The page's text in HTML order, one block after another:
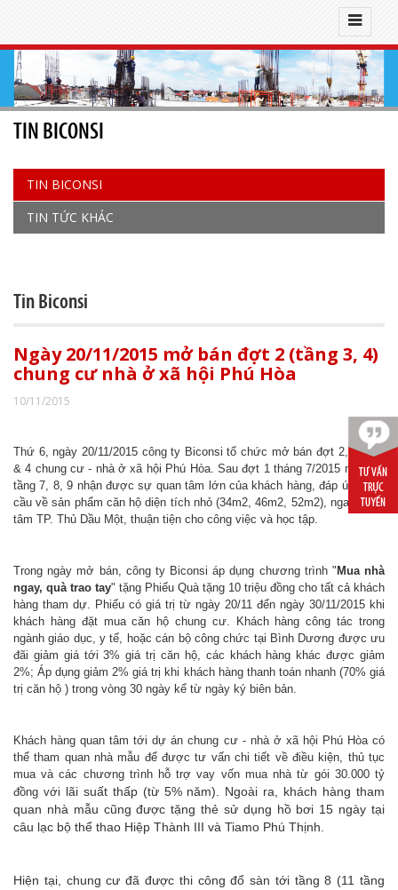
TIN BICONSI
TIN BICONSI
TIN TỨC KHÁC
Tin Biconsi
Ngày 20/11/2015 mở bán đợt 2 (tầng 3, 4)
chung cư nhà ở xã hội Phú Hòa
10/11/2015
Thứ 6, ngày 20/11/2015 công ty Biconsi tổ chức mở bán đợt 2, tầng 3
& 4 chung cư - nhà ở xã hội Phú Hòa. Sau đợt 1 tháng 7/2015 mở bán
tầng 7, 8, 9 nhận được sự quan tâm lớn của khách hàng, đáp ứng nhu
cầu về sản phẩm căn hộ diện tích nhỏ (34m2, 46m2, 52m2), ngay trung
tâm TP. Thủ Dầu Một, thuận tiện cho công việc và học tập.
Trong ngày mở bán, công ty Biconsi áp dụng chương trình " Mua nhà
ngay, quà trao tay" tặng Phiếu Quà tặng 10 triệu đồng cho tất cả khách
hàng tham dự. Phiếu có giá trị từ ngày 20/11 đến ngày 30/11/2015 khi
khách hàng đặt mua căn hộ chung cư. Khách hàng công tác trong
ngành giáo dục, y tế, hoặc cán bộ công chức tại Bình Dương được ưu
đãi giảm giá tới 3% giá trị căn hộ, các khách hàng khác được giảm
2%; Áp dụng giảm 2% giá trị khi khách hàng thanh toán nhanh (70% giá
trị căn hộ ) trong vòng 30 ngày kể từ ngày ký biên bản.
Khách hàng quan tâm tới dự án chung cư - nhà ở xã hội Phú Hòa có
thể tham quan nhà mẫu để được tư vấn chi tiết về điều kiện, thủ tục
mua và các chương trình hỗ trợ vay vốn mua nhà từ gói 30.000 tỷ
đồng với lãi suất thấp(từ 5% năm). Ngoài ra, khách hàng tham
quan nhà mẫu cũng được tặng thẻ sử dụng hồ bơi 15 ngày tại
câu lạc bộ thể thao Hiệp Thành III và Tiamo Phú Thịnh.
Hiện tại, chung cư đã được thi công đổ sàn tới tầng 8 (11 tầng